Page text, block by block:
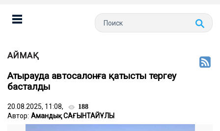
АЙМАҚ
Атырауда автосалонға қатысты тергеу
басталды
20.08.2025, 11:08, 188
Автор: Амандық САҒЫНТАЙҰЛЫ